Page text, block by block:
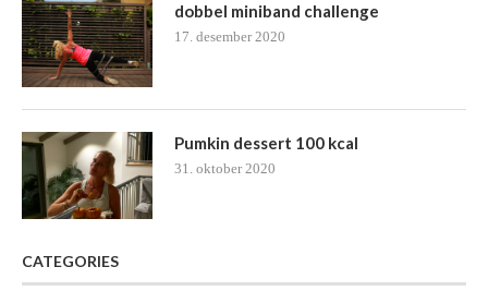
dobbel miniband challenge
17. desember 2020
Pumkin dessert 100 kcal
31. oktober 2020
CATEGORIES